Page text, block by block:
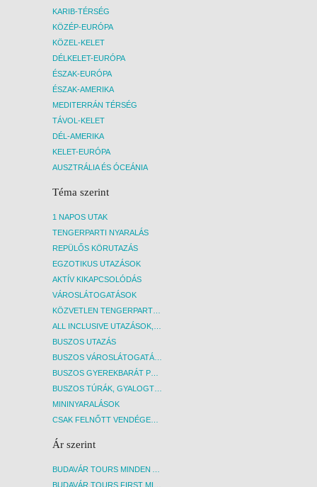
KARIB-TÉRSÉG
KÖZÉP-EURÓPA
KÖZEL-KELET
DÉLKELET-EURÓPA
ÉSZAK-EURÓPA
ÉSZAK-AMERIKA
MEDITERRÁN TÉRSÉG
TÁVOL-KELET
DÉL-AMERIKA
KELET-EURÓPA
AUSZTRÁLIA ÉS ÓCEÁNIA
Téma szerint
1 NAPOS UTAK
TENGERPARTI NYARALÁS
REPÜLŐS KÖRUTAZÁS
EGZOTIKUS UTAZÁSOK
AKTÍV KIKAPCSOLÓDÁS
VÁROSLÁTOGATÁSOK
KÖZVETLEN TENGERPARTI SZÁLLÁSOK
ALL INCLUSIVE UTAZÁSOK, NYARALÁSOK
BUSZOS UTAZÁS
BUSZOS VÁROSLÁTOGATÁSOK
BUSZOS GYEREKBARÁT PROGRAMOK
BUSZOS TÚRÁK, GYALOGTÚRÁK
MININYARALÁSOK
CSAK FELNŐTT VENDÉGEKET FOGADÓ SZÁLLÁSOK
Ár szerint
BUDAVÁR TOURS MINDEN AKCIÓS ÚT
BUDAVÁR TOURS FIRST MINUTE AKCIÓS UTAK